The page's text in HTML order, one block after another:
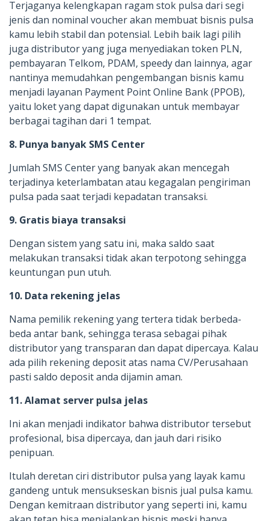
Terjaganya kelengkapan ragam stok pulsa dari segi
jenis dan nominal voucher akan membuat bisnis pulsa
kamu lebih stabil dan potensial. Lebih baik lagi pilih
juga distributor yang juga menyediakan token PLN,
pembayaran Telkom, PDAM, speedy dan lainnya, agar
nantinya memudahkan pengembangan bisnis kamu
menjadi layanan Payment Point Online Bank (PPOB),
yaitu loket yang dapat digunakan untuk membayar
berbagai tagihan dari 1 tempat.
8. Punya banyak SMS Center
Jumlah SMS Center yang banyak akan mencegah
terjadinya keterlambatan atau kegagalan pengiriman
pulsa pada saat terjadi kepadatan transaksi.
9. Gratis biaya transaksi
Dengan sistem yang satu ini, maka saldo saat
melakukan transaksi tidak akan terpotong sehingga
keuntungan pun utuh.
10. Data rekening jelas
Nama pemilik rekening yang tertera tidak berbeda-
beda antar bank, sehingga terasa sebagai pihak
distributor yang transparan dan dapat dipercaya. Kalau
ada pilih rekening deposit atas nama CV/Perusahaan
pasti saldo deposit anda dijamin aman.
11. Alamat server pulsa jelas
Ini akan menjadi indikator bahwa distributor tersebut
profesional, bisa dipercaya, dan jauh dari risiko
penipuan.
Itulah deretan ciri distributor pulsa yang layak kamu
gandeng untuk mensukseskan bisnis jual pulsa kamu.
Dengan kemitraan distributor yang seperti ini, kamu